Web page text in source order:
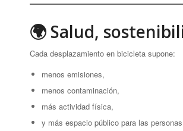
🌍 Salud,
Cada desplazamiento en bicicleta supone:
menos emisiones,
menos contaminación,
más actividad física,
y más espacio público para las